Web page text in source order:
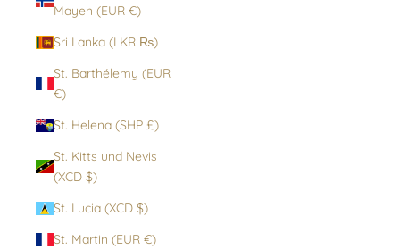
Mayen (EUR €)
Sri Lanka (LKR ₨)
St. Barthélemy (EUR
€)
St. Helena (SHP £)
St. Kitts und Nevis
(XCD $)
St. Lucia (XCD $)
St. Martin (EUR €)